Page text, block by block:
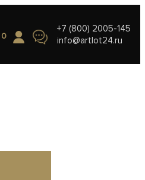
0
+7 (800) 2005-145
info@artlot24.ru